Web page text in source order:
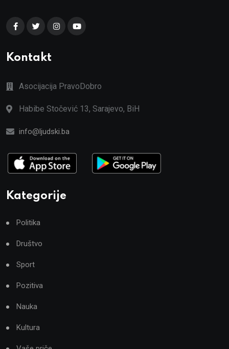
Kontakt
Asocijacija PravoDobro
Habibe Stočević 13, Sarajevo, BiH
info@ljudski.ba
Kategorije
Politika
Društvo
Sport
Pozitiva
Nauka
Kultura